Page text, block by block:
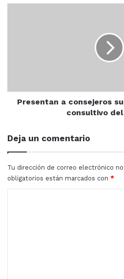
Implan
Presentan a consejeros
consultivo
Deja un comentario
Tu dirección de correo electrónico
obligatorios están marcados con *